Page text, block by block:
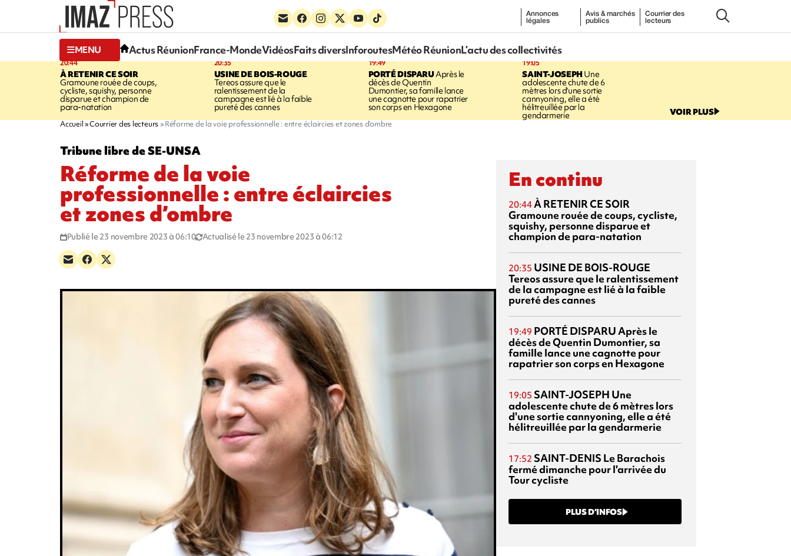
Annonces
légales
Avis & marchés
publics
Courrier des
lecteurs
MENU Actus RéunionFrance-MondeVidéosFaits diversInforoutesMétéo RéunionL’actu des collectivités
20:44
À RETENIR CE SOIR
Gramoune rouée de coups,
cycliste, squishy, personne
disparue et champion de
para-natation
20:35
USINE DE BOIS-ROUGE
Tereos assure que le
ralentissement de la
campagne est lié à la faible
pureté des cannes
19:49
PORTÉ DISPARUAprès le
décès de Quentin
Dumontier, sa famille lance
une cagnotte pour rapatrier
son corps en Hexagone
19:05
SAINT-JOSEPHUne
adolescente chute de 6
mètres lors d'une sortie
cannyoning, elle a été
hélitreuillée par la
gendarmerie VOIR PLUS
Accueil Courrier des lecteurs Réforme de la voie professionnelle : entre éclaircies et zones d’ombre
Tribune libre de SE-UNSA
Réforme de la voie
professionnelle : entre éclaircies
et zones d’ombre
Publié le 23 novembre 2023 à 06:10 Actualisé le 23 novembre 2023 à 06:12
En continu
20:44À RETENIR CE SOIR
Gramoune rouée de coups, cycliste,
squishy, personne disparue et
champion de para-natation
20:35 USINE DE BOIS-ROUGE
Tereos assure que le ralentissement
de la campagne est lié à la faible
pureté des cannes
19:49 PORTÉ DISPARUAprès le
décès de Quentin Dumontier, sa
famille lance une cagnotte pour
rapatrier son corps en Hexagone
19:05 SAINT-JOSEPH Une
adolescente chute de 6 mètres lors
d'une sortie cannyoning, elle a été
hélitreuillée par la gendarmerie
17:52 SAINT-DENIS Le Barachois
fermé dimanche pour l'arrivée du
Tour cycliste
PLUS D’INFOS